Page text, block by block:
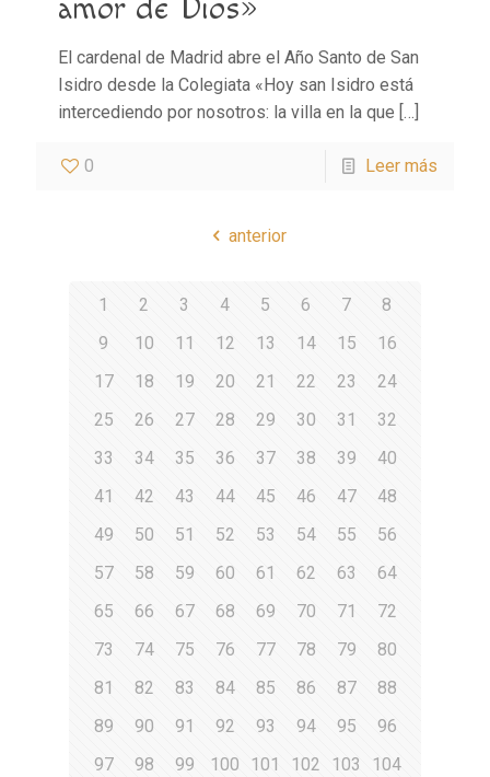
amor de Dios»
El cardenal de Madrid abre el Año Santo de San
Isidro desde la Colegiata «Hoy san Isidro está
intercediendo por nosotros: la villa en la que […]
0 Leer más
anterior
1 2 3 4 5 6 7
8
9
10 11 12 13 14 15
16
17
18 19 20 21 22 23
24
25
26 27 28 29 30 31
32
33
34 35 36 37 38 39
40
41
42 43 44 45 46 47
48
49
50 51 52 53 54 55
56
57
58 59 60 61 62 63
64
65
66 67 68 69 70 71
72
73
74 75 76 77 78 79
80
81
82 83 84 85 86 87
88
89
90 91 92 93 94 95
96
97
98 99 100 101 102 103
104